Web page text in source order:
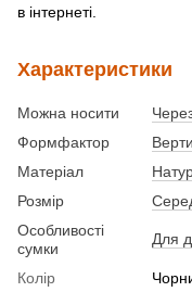
в інтернеті.
Характеристики
Можна носити
Формфактор
Матеріал
Розмір
Особливості
сумки
Для
Колір